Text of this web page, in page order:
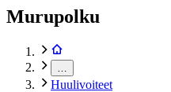
Murupolku
Huulivoiteet